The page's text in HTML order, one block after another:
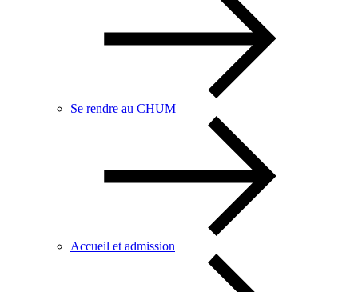
Se rendre au CHUM
Accueil et admission